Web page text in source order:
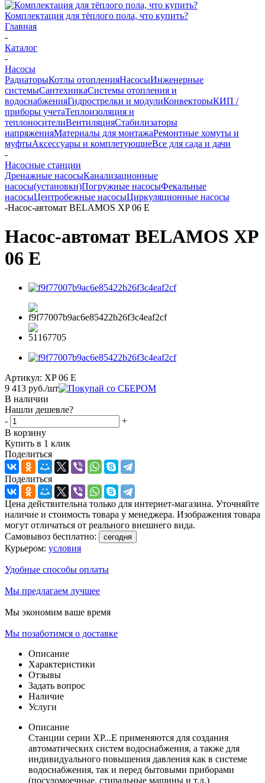
Комплектация для тёплого пола, что купить?
Главная
-
Каталог
-
Насосы
РадиаторыКотлы отопленияНасосыИнженерные
системыСантехникаСистемы отопления и
водоснабженияГидрострелки и модулиКонвекторыКИП /
приборы учетаТеплоизоляция и
теплоносителиВентиляцияСтабилизаторы
напряженияМатериалы для монтажаРемонтные хомуты и
муфтыАксессуары и комплетующиеВсе для сада и дачи
-
Насосные станции
Дренажные насосыКанализационные
насосы(установки)Погружные насосыФекальные
насосыЦентробежные насосыЦиркуляционные насосы
-Насос-автомат BELAMOS XP 06 E
Насос-автомат BELAMOS XP
06 E
Артикул: XP 06 E
9 413 руб./шт
В наличии
Нашли дешевле?
-
+
В корзину
Купить в 1 клик
Поделиться
Поделиться
Цена действительна только для интернет-магазина. Уточняйте
наличие и стоимость товара у менеджера. Изображения товара
могут отличаться от реального внешнего вида.
Самовывоз бесплатно:
сегодня
Курьером: условия
Удобные способы оплаты
Мы предлагаем лучшее
Мы экономим ваше время
Мы позаботимся о доставке
Описание
Характеристики
Отзывы
Задать вопрос
Наличие
Услуги
Описание
Cтанции серии XP...E применяются для создания
автоматических систем водоснабжения, а также для
индивидуального повышения давления как в системе
водоснабжения, так и перед бытовыми приборами
(посудомоечные, стиральные машины и т.д.)